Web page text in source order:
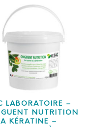
LABORATOIRE –
NUTRITION
KÉRATINE –